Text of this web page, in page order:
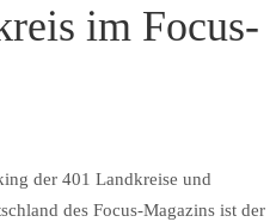
im Focus-
der 401 Landkreise und
des Focus-Magazins ist der